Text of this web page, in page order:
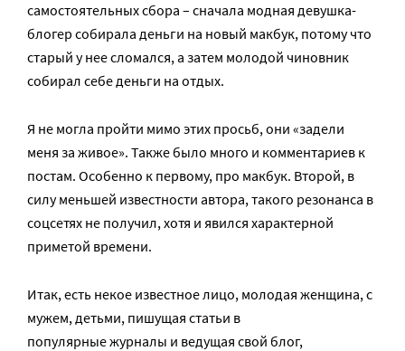
самостоятельных сбора – сначала модная девушка-
блогер собирала деньги на новый макбук, потому что
старый у нее сломался, а затем молодой чиновник
собирал себе деньги на отдых.
Я не могла пройти мимо этих просьб, они «задели
меня за живое». Также было много и комментариев к
постам. Особенно к первому, про макбук. Второй, в
силу меньшей известности автора, такого резонанса в
соцсетях не получил, хотя и явился характерной
приметой времени.
Итак, есть некое известное лицо, молодая женщина, с
мужем, детьми, пишущая статьи в
популярные журналы и ведущая свой блог,